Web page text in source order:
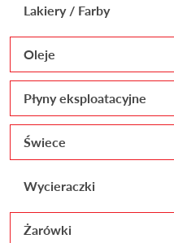
Lakiery / Farby
Oleje
Płyny eksploatacyjne
Świece
Wycieraczki
Żarówki